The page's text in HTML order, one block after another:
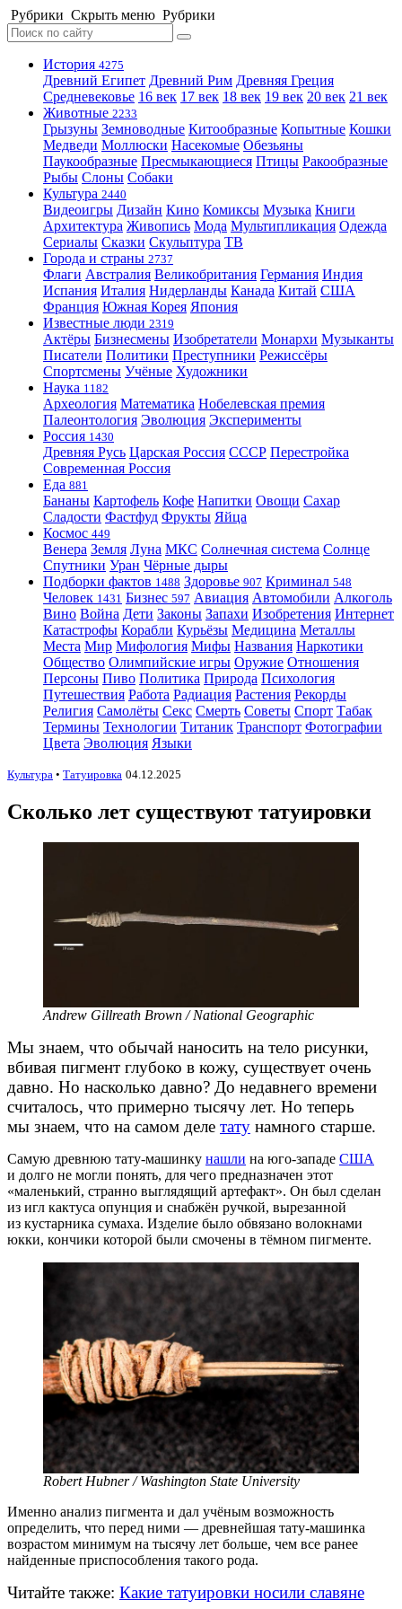
Рубрики Скрыть меню Рубрики
История 4275
Древний Египет Древний Рим Древняя Греция
Средневековье 16 век 17 век 18 век 19 век 20 век 21 век
Животные 2233
Грызуны Земноводные Китообразные Копытные Кошки
Медведи Моллюски Насекомые Обезьяны
Паукообразные Пресмыкающиеся Птицы Ракообразные
Рыбы Слоны Собаки
Культура 2440
Видеоигры Дизайн Кино Комиксы Музыка Книги
Архитектура Живопись Мода Мультипликация Одежда
Сериалы Сказки Скульптура ТВ
Города и страны 2737
Флаги Австралия Великобритания Германия Индия
Испания Италия Нидерланды Канада Китай США
Франция Южная Корея Япония
Известные люди 2319
Актёры Бизнесмены Изобретатели Монархи Музыканты
Писатели Политики Преступники Режиссёры
Спортсмены Учёные Художники
Наука 1182
Археология Математика Нобелевская премия
Палеонтология Эволюция Эксперименты
Россия 1430
Древняя Русь Царская Россия СССР Перестройка
Современная Россия
Еда 881
Бананы Картофель Кофе Напитки Овощи Сахар
Сладости Фастфуд Фрукты Яйца
Космос 449
Венера Земля Луна МКС Солнечная система Солнце
Спутники Уран Чёрные дыры
Подборки фактов 1488 Здоровье 907 Криминал 548
Человек 1431 Бизнес 597 Авиация Автомобили Алкоголь
Вино Война Дети Законы Запахи Изобретения Интернет
Катастрофы Корабли Курьёзы Медицина Металлы
Места Мир Мифология Мифы Названия Наркотики
Общество Олимпийские игры Оружие Отношения
Персоны Пиво Политика Природа Психология
Путешествия Работа Радиация Растения Рекорды
Религия Самолёты Секс Смерть Советы Спорт Табак
Термины Технологии Титаник Транспорт Фотографии
Цвета Эволюция Языки
Культура • Татуировка 04.12.2025
Сколько лет существуют татуировки
Andrew Gillreath Brown / National Geographic
Мы знаем, что обычай наносить на тело рисунки,
вбивая пигмент глубоко в кожу, существует очень
давно. Но насколько давно? До недавнего времени
считалось, что примерно тысячу лет. Но теперь
мы знаем, что на самом деле тату намного старше.
Самую древнюю тату-машинку нашли на юго-западе США
и долго не могли понять, для чего предназначен этот
«маленький, странно выглядящий артефакт». Он был сделан
из игл кактуса опунция и снабжён ручкой, вырезанной
из кустарника сумаха. Изделие было обвязано волокнами
юкки, кончики которой были смочены в тёмном пигменте.
Robert Hubner / Washington State University
Именно анализ пигмента и дал учёным возможность
определить, что перед ними — древнейшая тату-машинка
возрастом минимум на тысячу лет больше, чем все ранее
найденные приспособления такого рода.
Читайте также: Какие татуировки носили славяне